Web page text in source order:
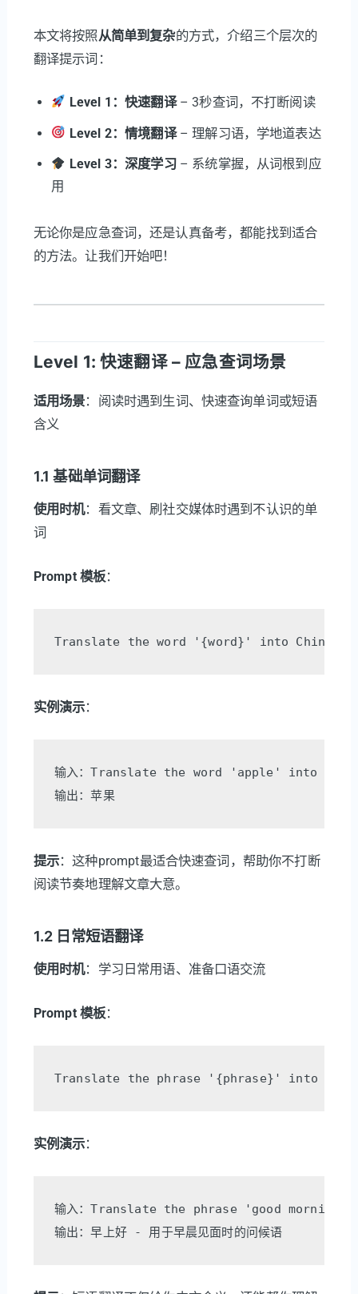
本文将按照从简单到复杂的方式，介绍三个层次的
翻译提示词：
Level 1：快速翻译– 3秒查词，不打断阅读
Level 2：情境翻译– 理解习语，学地道表达
Level 3：深度学习– 系统掌握，从词根到应
用
无论你是应急查词，还是认真备考，都能找到适合
的方法。让我们开始吧！
Level 1: 快速翻译 – 应急查词场景
适用场景：阅读时遇到生词、快速查询单词或短语
含义
1.1 基础单词翻译
使用时机：看文章、刷社交媒体时遇到不认识的单
词
Prompt 模板：
实例演示：
输入：Translate the word 'apple' into
提示：这种prompt最适合快速查词，帮助你不打断
阅读节奏地理解文章大意。
1.2 日常短语翻译
使用时机：学习日常用语、准备口语交流
Prompt 模板：
实例演示：
输入：Translate the phrase 'good morning'